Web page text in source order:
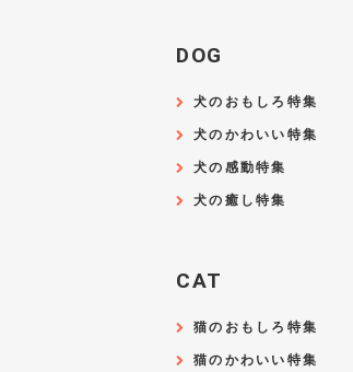
DOG
犬のおもしろ特集
犬のかわいい特集
犬の感動特集
犬の癒し特集
CAT
猫のおもしろ特集
猫のかわいい特集